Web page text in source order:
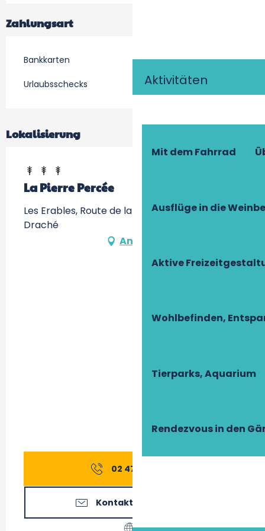
Aktivitäten
Mit dem Fahrrad
Ausflüge in die
Aktive
Wohlbefinden,
Tierparks, Aquarium
Rendezvous in den
Zahlungsart
Bankkarten
Urlaubsschecks
Lokalisierung
La Pierre Percée
Les Erables, Route de la Pierre Percée, 37800
Draché
Anfahrt
02 47 27 56
Kontaktieren Sie uns